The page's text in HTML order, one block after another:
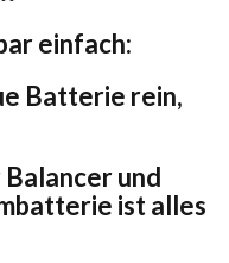
einfach:
Batterie rein,
und
ist alles